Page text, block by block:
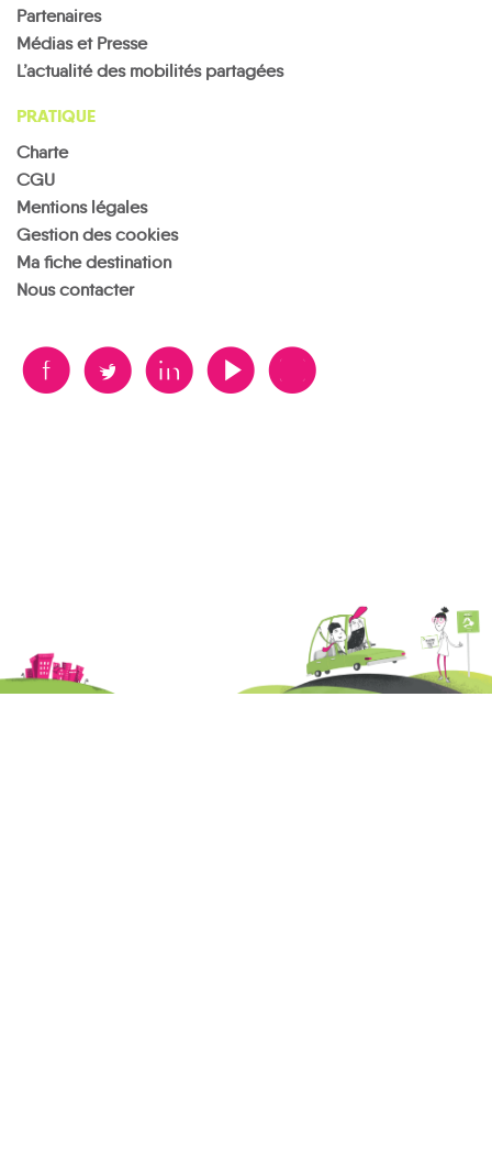
Partenaires
Médias et Presse
L’actualité des mobilités partagées
PRATIQUE
Charte
CGU
Mentions légales
Gestion des cookies
Ma fiche destination
Nous contacter
B A D F V